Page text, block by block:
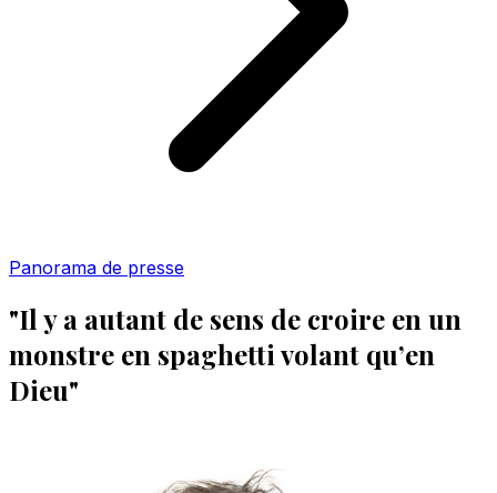
Panorama de presse
"Il y a autant de sens de croire en un
monstre en spaghetti volant qu’en
Dieu"